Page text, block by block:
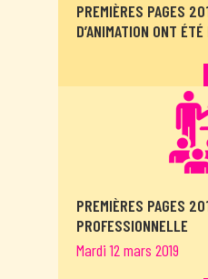
PREMIÈRES PAGES
D’ANIMATION ONT
PREMIÈRES PAGES
PROFESSIONNELLE
Mardi 12 mars 2019